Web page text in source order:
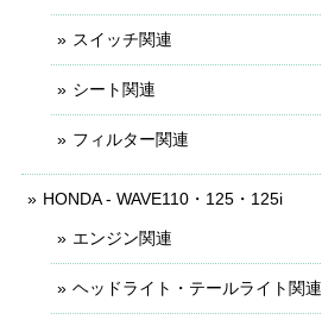
スイッチ関連
シート関連
フィルター関連
HONDA - WAVE110・125・125i
エンジン関連
ヘッドライト・テールライト関連